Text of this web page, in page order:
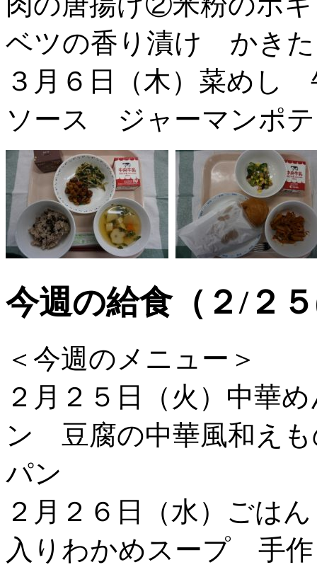
ベツの香り漬け かき
３月６日（木）菜め
ソース ジャーマンポ
今週の給食（２/２
＜今週のメニュー＞
２月２５日（火）中
ン 豆腐の中華風和え
パン
２月２６日（水）ご
入りわかめスープ 手